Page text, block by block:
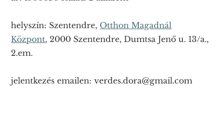
helyszín: Szentendre, Otthon Magadnál
Központ, 2000 Szentendre, Dumtsa Jenő u. 13/a.,
2.em.
jelentkezés emailen: verdes.dora@gmail.com